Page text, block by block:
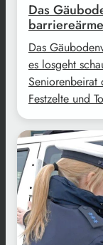
Das
Das
es losgeht
Seniorenbeirat
Festzelte und